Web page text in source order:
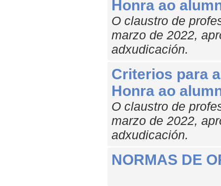
Honra ao
O claustro de
marzo de 2022,
adxudicación.
Criterios para
Honra ao
O claustro de
marzo de 2022,
adxudicación.
NORMAS DE